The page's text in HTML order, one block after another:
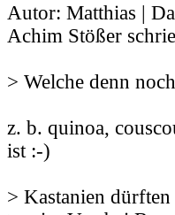
Autor: Matthias |
Achim Stößer
> Welche denn
z. b. quinoa,
ist :-)
> Kastanien